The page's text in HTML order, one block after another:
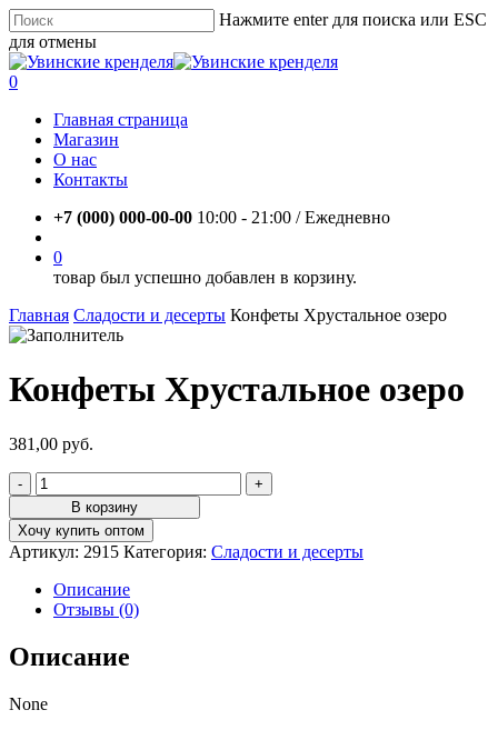
Skip
to
main
content
Нажмите enter для поиска или ESC
для отмены
Close
Search
account
0
Главная страница
Магазин
О нас
Контакты
+7 (000) 000-00-00 10:00 - 21:00 / Eжедневно
0
товар был успешно добавлен в корзину.
Главная Сладости и десерты Конфеты Хрустальное озеро
Конфеты Хрустальное озеро
381,00 руб.
Количество
товара
Конфеты
Хрустальное
озеро
В корзину
Хочу купить оптом
Артикул: 2915 Категория: Сладости и десерты
Описание
Отзывы (0)
Описание
None